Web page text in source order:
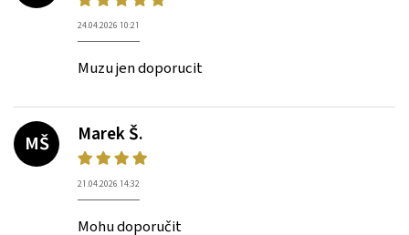
24.04.2026 10:21
Muzu jen doporucit
MŠ
Marek Š.
21.04.2026 14:32
Mohu doporučit